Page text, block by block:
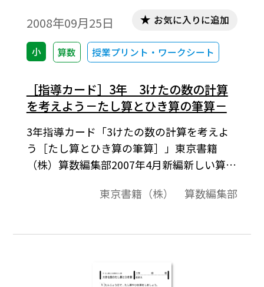
2008年09月25日
小 算数 授業プリント・ワークシート
お気に入りに追加
［指導カード］3年 3けたの数の計算
を考えよう－たし算とひき算の筆算－
3年指導カード「3けたの数の計算を考えよ
う［たし算とひき算の筆算］」東京書籍
（株）算数編集部2007年4月新編新しい算数
じた指導のポイント，指導の実際，支援カ
算・ひき算，３位数－３位数の筆算
東京書籍（株） 算数編集部